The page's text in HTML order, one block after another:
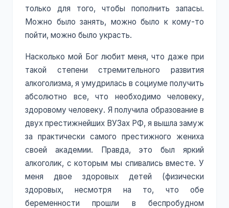
только для того, чтобы пополнить запасы.
Можно было занять, можно было к кому-то
пойти, можно было украсть.
Насколько мой Бог любит меня, что даже при
такой степени стремительного развития
алкоголизма, я умудрилась в социуме получить
абсолютно все, что необходимо человеку,
здоровому человеку. Я получила образование в
двух престижнейших ВУЗах РФ, я вышла замуж
за практически самого престижного жениха
своей академии. Правда, это был яркий
алкоголик, с которым мы спивались вместе. У
меня двое здоровых детей (физически
здоровых, несмотря на то, что обе
беременности прошли в беспробудном